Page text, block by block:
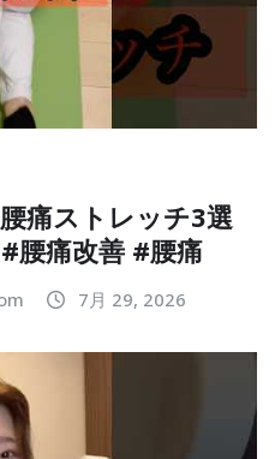
痛ストレッチ3選
腰痛改善 #腰痛
7月 29, 2026